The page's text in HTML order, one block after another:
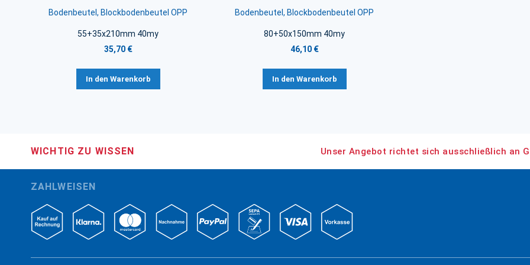
Bodenbeutel, Blockbodenbeutel OPP
55+35x210mm 40my
35,70 €
In den Warenkorb
Bodenbeutel, Blockbodenbeutel OPP
80+50x150mm 40my
46,10 €
In den Warenkorb
WICHTIG ZU WISSEN Unser Angebot richtet sich ausschließlich an
ZAHLWEISEN